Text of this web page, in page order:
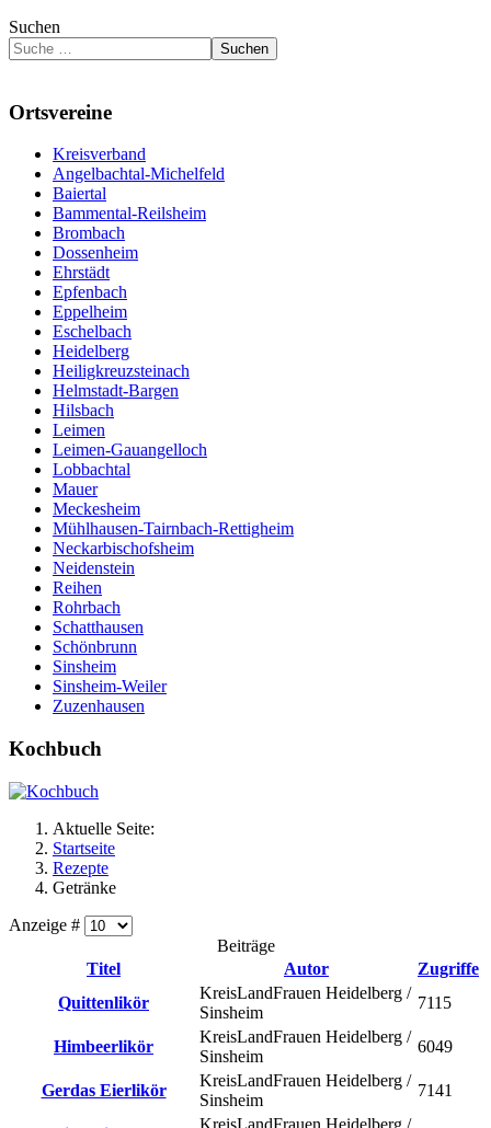
Suchen
Suchen
Ortsvereine
Kreisverband
Angelbachtal-Michelfeld
Baiertal
Bammental-Reilsheim
Brombach
Dossenheim
Ehrstädt
Epfenbach
Eppelheim
Eschelbach
Heidelberg
Heiligkreuzsteinach
Helmstadt-Bargen
Hilsbach
Leimen
Leimen-Gauangelloch
Lobbachtal
Mauer
Meckesheim
Mühlhausen-Tairnbach-Rettigheim
Neckarbischofsheim
Neidenstein
Reihen
Rohrbach
Schatthausen
Schönbrunn
Sinsheim
Sinsheim-Weiler
Zuzenhausen
Kochbuch
Aktuelle Seite:
Startseite
Rezepte
Getränke
Anzeige #
Beiträge
Titel
Autor
Zugriffe
Quittenlikör
KreisLandFrauen Heidelberg /
Sinsheim
7115
Himbeerlikör
KreisLandFrauen Heidelberg /
Sinsheim
6049
Gerdas Eierlikör
KreisLandFrauen Heidelberg /
Sinsheim
7141
KreisLandFrauen Heidelberg /